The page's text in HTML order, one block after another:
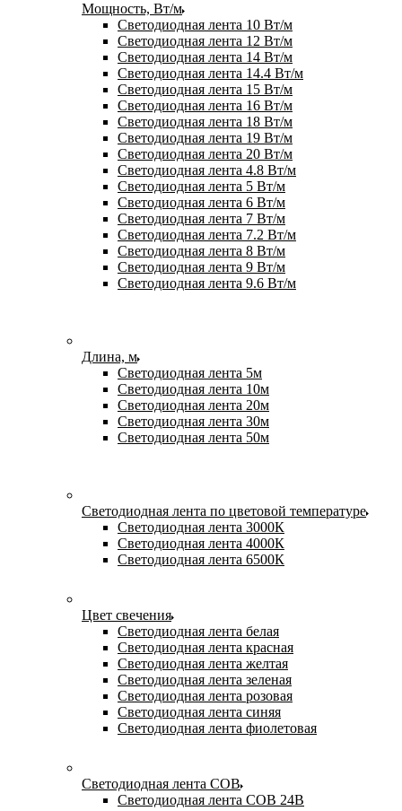
Мощность, Вт/м
Светодиодная лента 10 Вт/м
Светодиодная лента 12 Вт/м
Светодиодная лента 14 Вт/м
Светодиодная лента 14.4 Вт/м
Светодиодная лента 15 Вт/м
Светодиодная лента 16 Вт/м
Светодиодная лента 18 Вт/м
Светодиодная лента 19 Вт/м
Светодиодная лента 20 Вт/м
Светодиодная лента 4.8 Вт/м
Светодиодная лента 5 Вт/м
Светодиодная лента 6 Вт/м
Светодиодная лента 7 Вт/м
Светодиодная лента 7.2 Вт/м
Светодиодная лента 8 Вт/м
Светодиодная лента 9 Вт/м
Светодиодная лента 9.6 Вт/м
Длина, м
Светодиодная лента 5м
Светодиодная лента 10м
Светодиодная лента 20м
Светодиодная лента 30м
Светодиодная лента 50м
Светодиодная лента по цветовой температуре
Светодиодная лента 3000К
Светодиодная лента 4000К
Светодиодная лента 6500К
Цвет свечения
Светодиодная лента белая
Светодиодная лента красная
Светодиодная лента желтая
Светодиодная лента зеленая
Светодиодная лента розовая
Светодиодная лента синяя
Светодиодная лента фиолетовая
Светодиодная лента COB
Светодиодная лента COB 24В